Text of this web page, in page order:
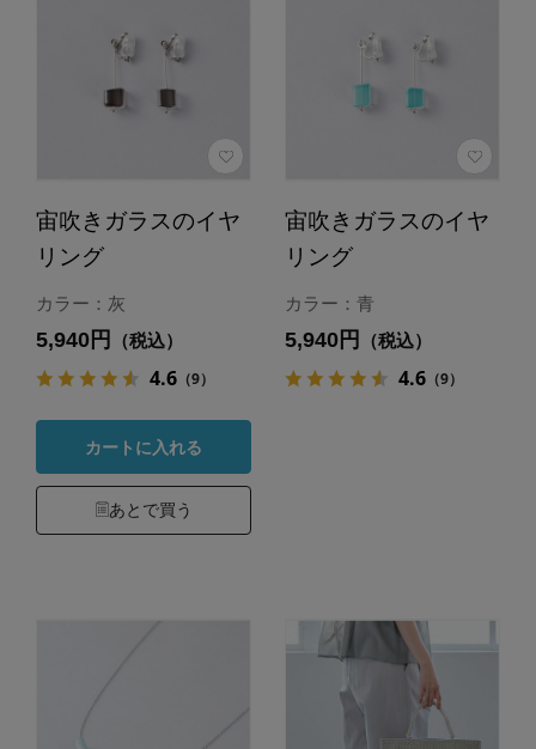
宙吹きガラスのイヤ
リング
カラー：灰
5,940円 （税込）
4.6（9）
カートに入れる
あとで買う
宙吹きガラスのイヤ
リング
カラー：青
5,940円 （税込）
4.6（9）